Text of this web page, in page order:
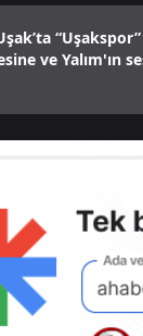
ve Yalım'ın